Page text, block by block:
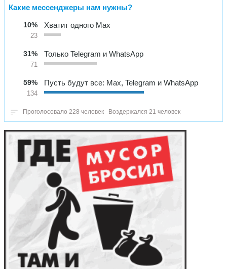
Какие мессенджеры нам нужны?
10%
23
Хватит одного Max
31%
71
Только Telegram и WhatsApp
59%
134
Пусть будут все: Max, Telegram и WhatsApp
Проголосовало 228 человек Воздержался 21 человек